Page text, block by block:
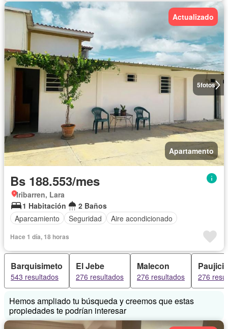
5fotos
Actualizado
Apartamento
Bs 188.553/mes
Iribarren, Lara
1 Habitación
2 Baños
Aparcamiento
Seguridad Aire acondicionado
Hace 1 día, 18 horas
Barquisimeto
543 resultados
El Jebe
276 resultados
Malecon
276 resultados 276
Hemos ampliado tu búsqueda y creemos que estas
propiedades te podrían interesar